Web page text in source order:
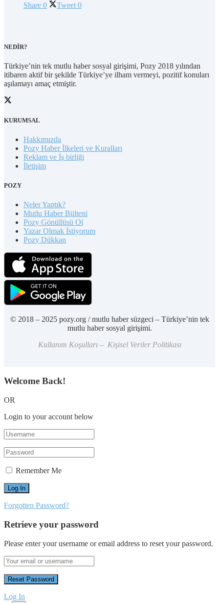
Share 0 Tweet 0
NEDİR?
Türkiye’nin tek mutlu haber sosyal girişimi, Pozy 2018 yılından
itibaren aktif bir şekilde Türkiye’ye ilham vermeyi, pozitif konuları
aşılamayı amaç etmiştir.
KURUMSAL
Hakkımızda
Pozy Haber İlkeleri ve Kuralları
Reklam ve İş birliği
İletişim
POZY
Neler Yaptık?
Mutlu Haber Bülteni
Pozy Gönüllüsü Ol
Yazar Olmak İstiyorum
Pozy Dükkan
© 2018 – 2025 pozy.org / mutlu haber süzgeci – Türkiye’nin tek
mutlu haber sosyal girişimi.
Kullanım Koşulları – Kişisel Veriler Politikası
Welcome Back!
OR
Login to your account below
Remember Me
Forgotten Password?
Retrieve your password
Please enter your username or email address to reset your password.
Log In